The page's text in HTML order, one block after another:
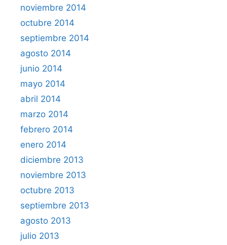
noviembre 2014
octubre 2014
septiembre 2014
agosto 2014
junio 2014
mayo 2014
abril 2014
marzo 2014
febrero 2014
enero 2014
diciembre 2013
noviembre 2013
octubre 2013
septiembre 2013
agosto 2013
julio 2013